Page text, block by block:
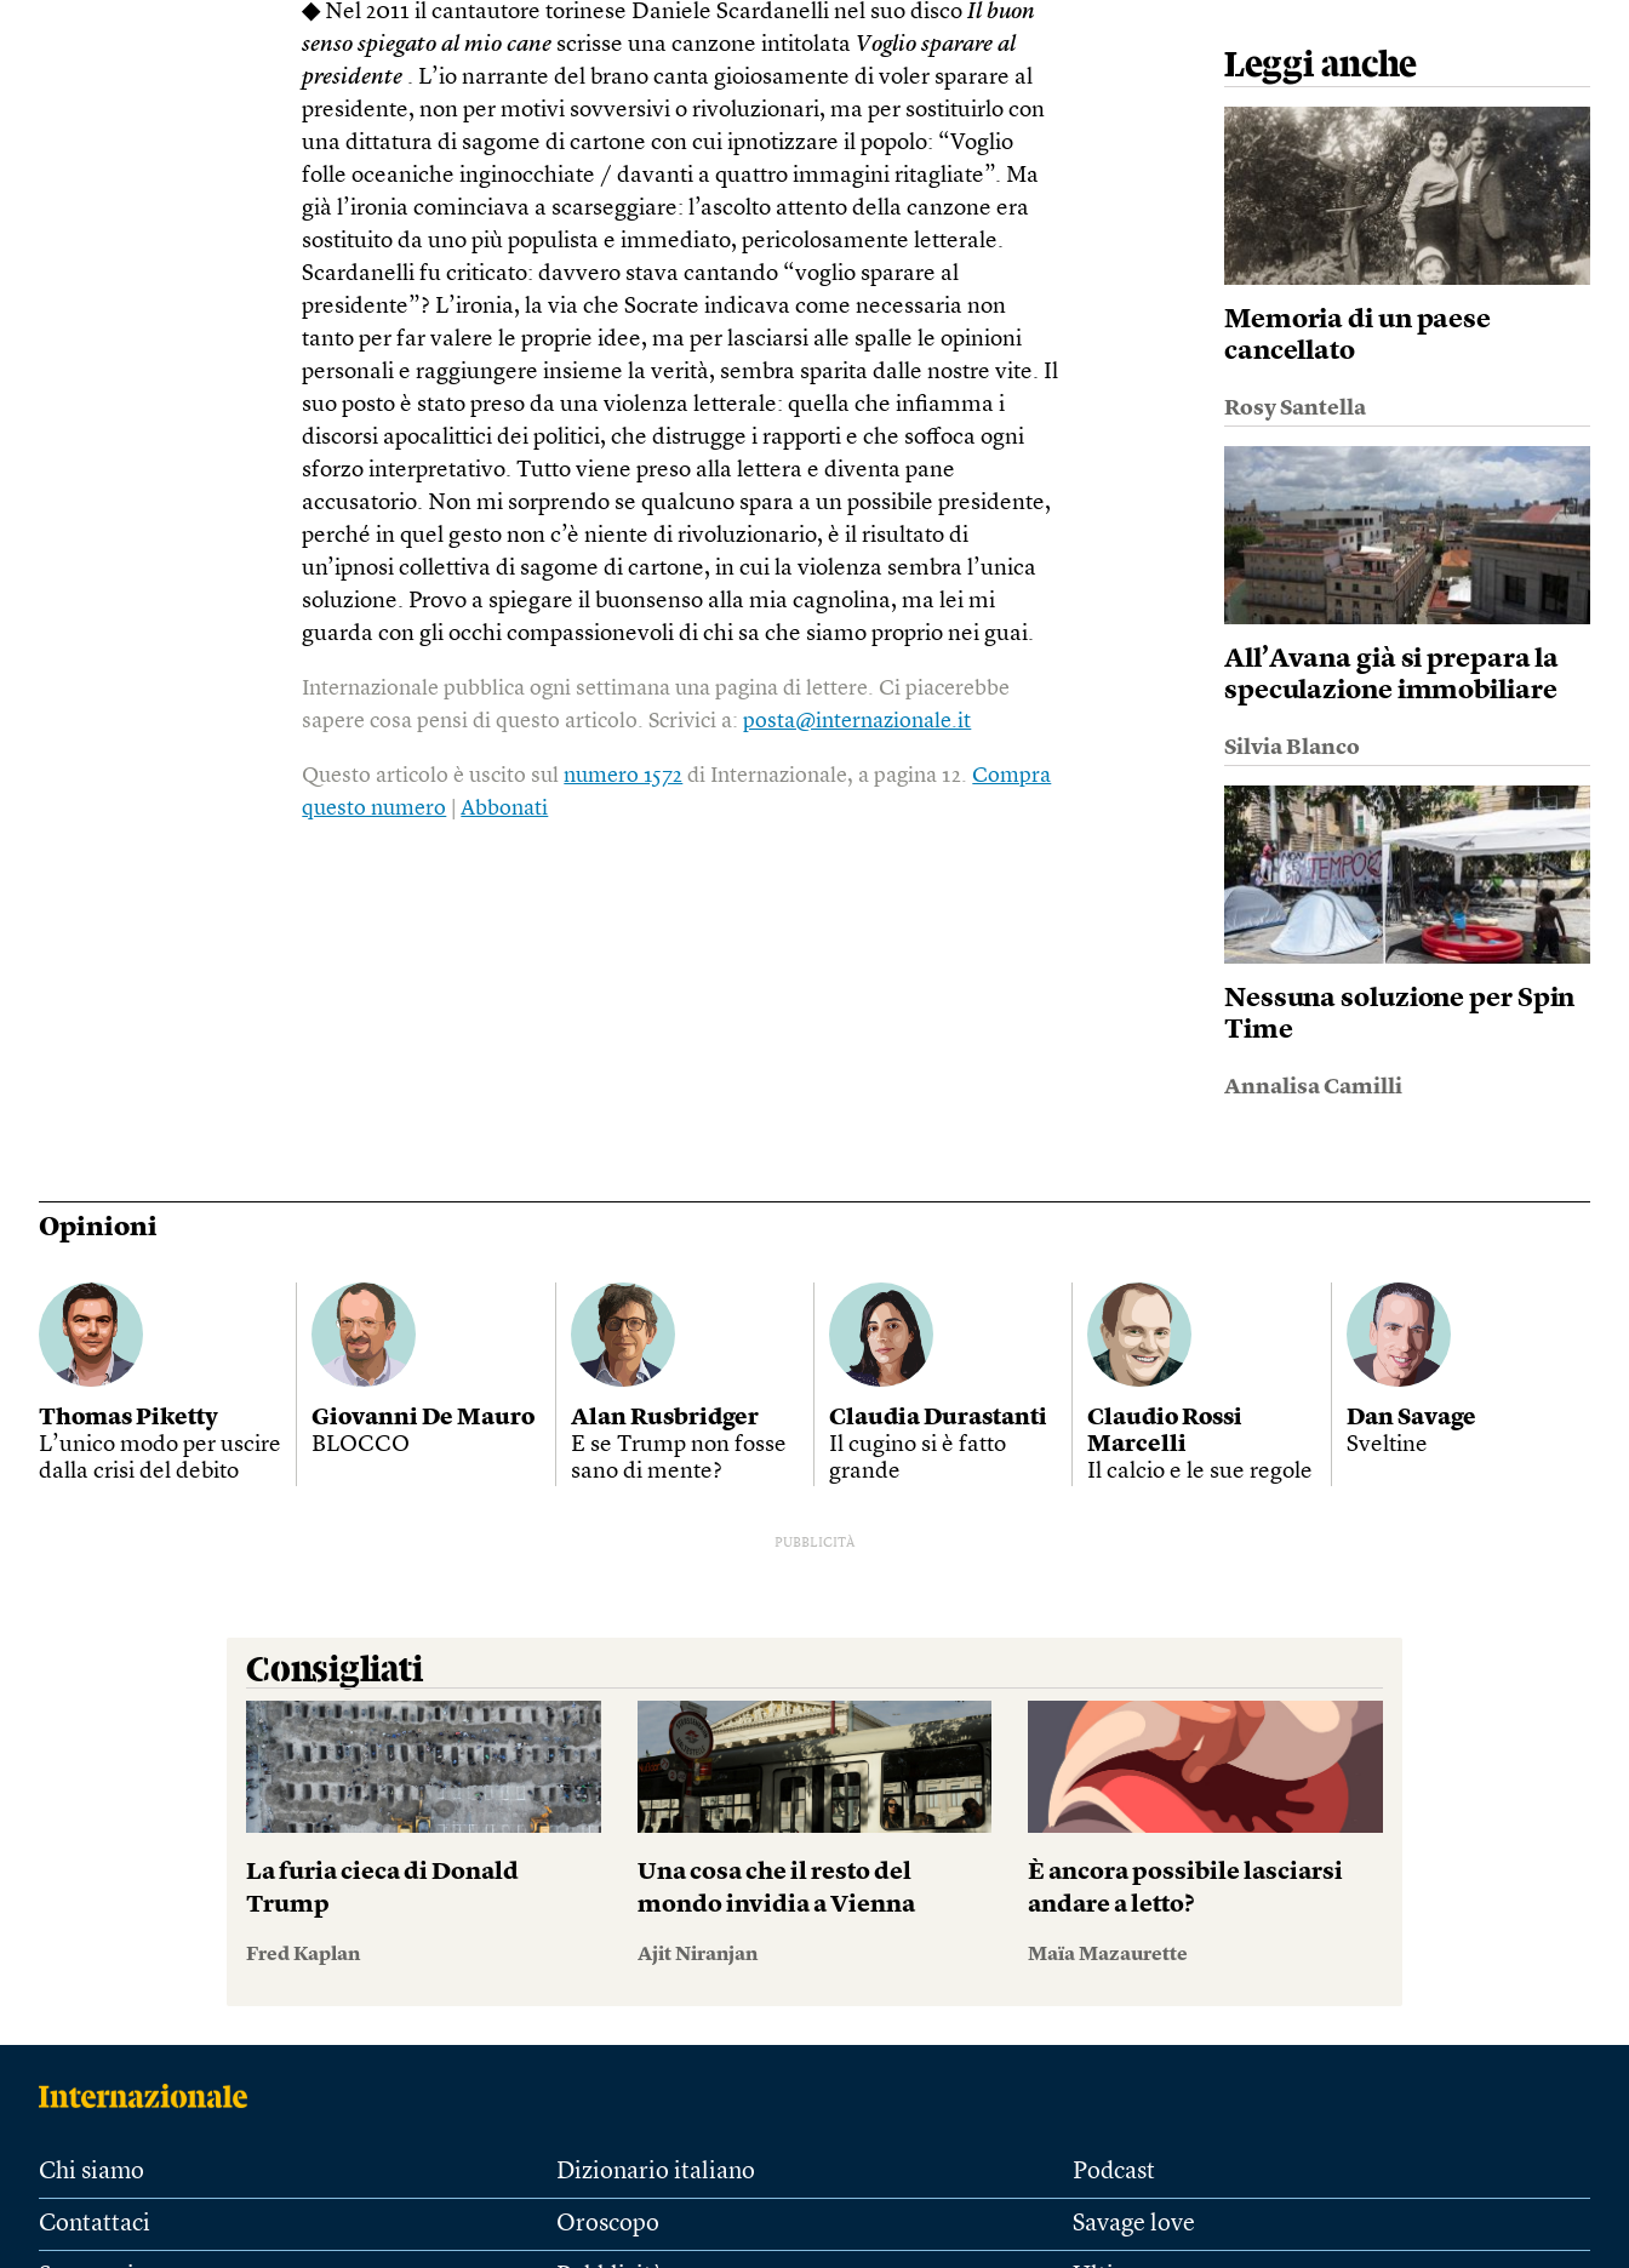
◆Nel 2011 il cantautore torinese Daniele Scardanelli nel suo discoIl buon
senso spiegato al mio cane scrisse una canzone intitolata Voglio sparare al
presidente . L’io narrante del brano canta gioiosamente di voler sparare al
presidente, non per motivi sovversivi o rivoluzionari, ma per sostituirlo con
una dittatura di sagome di cartone con cui ipnotizzare il popolo: “Voglio
folle oceaniche inginocchiate / davanti a quattro immagini ritagliate”. Ma
già l’ironia cominciava a scarseggiare: l’ascolto attento della canzone era
sostituito da uno più populista e immediato, pericolosamente letterale.
Scardanelli fu criticato: davvero stava cantando “voglio sparare al
presidente”? L’ironia, la via che Socrate indicava come necessaria non
tanto per far valere le proprie idee, ma per lasciarsi alle spalle le opinioni
personali e raggiungere insieme la verità, sembra sparita dalle nostre vite. Il
suo posto è stato preso da una violenza letterale: quella che infiamma i
discorsi apocalittici dei politici, che distrugge i rapporti e che soffoca ogni
sforzo interpretativo. Tutto viene preso alla lettera e diventa pane
accusatorio. Non mi sorprendo se qualcuno spara a un possibile presidente,
perché in quel gesto non c’è niente di rivoluzionario, è il risultato di
un’ipnosi collettiva di sagome di cartone, in cui la violenza sembra l’unica
soluzione. Provo a spiegare il buonsenso alla mia cagnolina, ma lei mi
guarda con gli occhi compassionevoli di chi sa che siamo proprio nei guai.
Internazionale pubblica ogni settimana una pagina di lettere. Ci piacerebbe
sapere cosa pensi di questo articolo. Scrivici a:posta@internazionale.it
Questo articolo è uscito sulnumero 1572 di Internazionale, a pagina 12.Compra
questo numero |Abbonati
Leggi anche
Memoria di un paese
cancellato
Rosy Santella
All’Avana già si prepara la
speculazione immobiliare
Silvia Blanco
Nessuna soluzione per Spin
Time
Annalisa Camilli
Opinioni
Thomas Piketty
L’unico modo per uscire
dalla crisi del debito
Giovanni De Mauro
BLOCCO
Alan Rusbridger
E se Trump non fosse
sano di mente?
Claudia Durastanti
Il cugino si è fatto
grande
Claudio Rossi
Marcelli
Il calcio e le sue regole
Dan Savage
Sveltine
PUBBLICITÀ
Consigliati
La furia cieca di Donald
Trump
Fred Kaplan
Una cosa che il resto del
mondo invidia a Vienna
Ajit Niranjan
È ancora possibile lasciarsi
andare a letto?
Maïa Mazaurette
Chi siamo
Contattaci
Dizionario italiano
Oroscopo
Podcast
Savage love